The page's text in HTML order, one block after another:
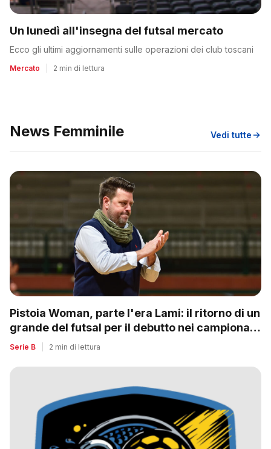
Un lunedì all'insegna del futsal mercato
Ecco gli ultimi aggiornamenti sulle operazioni dei club toscani
Mercato 2 min di lettura
News Femminile Vedi tutte
Pistoia Woman, parte l'era Lami: il ritorno di un
grande del futsal per il debutto nei campionati
nazionali
Serie B 2 min di lettura